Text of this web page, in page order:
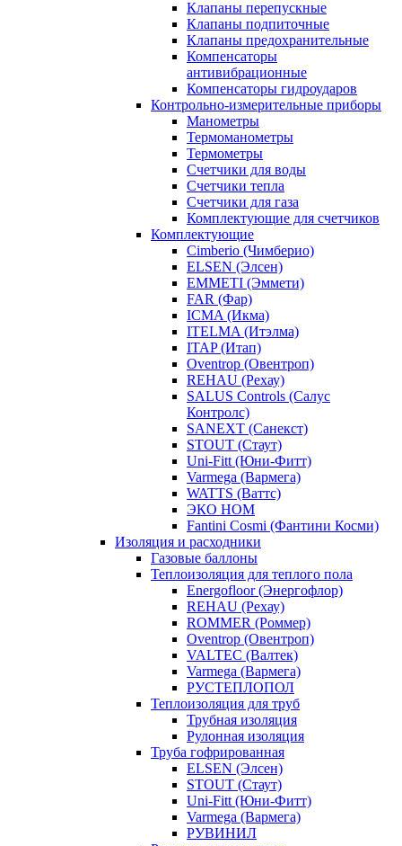
Клапаны перепускные
Клапаны подпиточные
Клапаны предохранительные
Компенсаторы
антивибрационные
Компенсаторы гидроударов
Контрольно-измерительные приборы
Манометры
Термоманометры
Термометры
Счетчики для воды
Счетчики тепла
Счетчики для газа
Комплектующие для счетчиков
Комплектующие
Cimberio (Чимберио)
ELSEN (Элсен)
EMMETI (Эммети)
FAR (Фар)
ICMA (Икма)
ITELMA (Итэлма)
ITAP (Итап)
Oventrop (Овентроп)
REHAU (Рехау)
SALUS Controls (Салус
Контролс)
SANEXT (Санекст)
STOUT (Стаут)
Uni-Fitt (Юни-Фитт)
Varmega (Вармега)
WATTS (Ваттс)
ЭКО НОМ
Fantini Cosmi (Фантини Косми)
Изоляция и расходники
Газовые баллоны
Теплоизоляция для теплого пола
Energofloor (Энергофлор)
REHAU (Рехау)
ROMMER (Роммер)
Oventrop (Овентроп)
VALTEC (Валтек)
Varmega (Вармега)
РУСТЕПЛОПОЛ
Теплоизоляция для труб
Трубная изоляция
Рулонная изоляция
Труба гофрированная
ELSEN (Элсен)
STOUT (Стаут)
Uni-Fitt (Юни-Фитт)
Varmega (Вармега)
РУВИНИЛ